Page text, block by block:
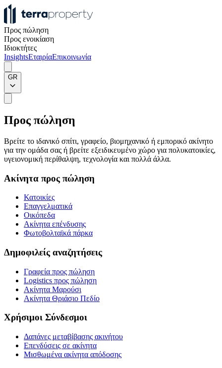
Προς πώληση
Προς ενοικίαση
Ιδιοκτήτες
InsightsΕταιρίαΕπικοινωνία
GR
Προς πώληση
Βρείτε το ιδανικό σπίτι, γραφείο, βιομηχανικό ή εμπορικό ακίνητο
για την ομάδα σας ή βρείτε εξειδικευμένο χώρο για πολυκατοικίες,
υγειονομική περίθαλψη, τεχνολογία και πολλά άλλα.
Ακίνητα προς πώληση
Κατοικίες
Επαγγελματικά
Οικόπεδα
Ακίνητα επένδυσης
Φωτοβολταϊκά πάρκα
Δημοφιλείς αναζητήσεις
Γραφεία προς πώληση
Logistics προς πώληση
Ακίνητα Μαρούσι
Ακίνητα Θριάσιο Πεδίο
Χρήσιμοι Σύνδεσμοι
Δαπάνες μεταβίβασης ακινήτου
Επενδύσεις σε ακίνητα
Μισθωμένα ακίνητα απόδοσης